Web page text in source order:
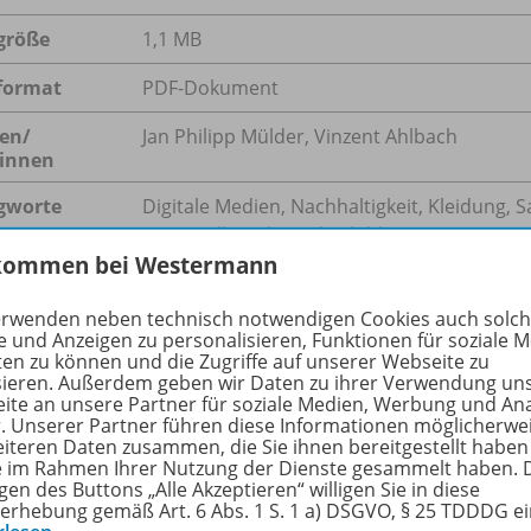
1,1 MB
PDF-Dokument
Jan Philipp Mülder, Vinzent Ahlbach
Digitale Medien, Nachhaltigkeit, Kleidung,
BNE, Müll, Verbraucherbildung
der Mode und Bekleidung ist im Umbruch. Mode wird
uns die Frage stellen, welche sozialen,
und künftige Generationen entstehen.
bei Westermann
neben technisch notwendigen Cookies auch
und Anzeigen zu personalisieren, Funktionen für soziale
zu können und die Zugriffe auf unserer Webseite zu
Außerdem geben wir Daten zu ihrer Verwendung
an unsere Partner für soziale Medien, Werbung und
Unserer Partner führen diese Informationen
Daten zusammen, die Sie ihnen bereitgestellt
im Rahmen Ihrer Nutzung der Dienste gesammelt haben.
des Buttons „Alle Akzeptieren“ willigen Sie in diese
gemäß Art. 6 Abs. 1 S. 1 a) DSGVO, § 25 TDDDG